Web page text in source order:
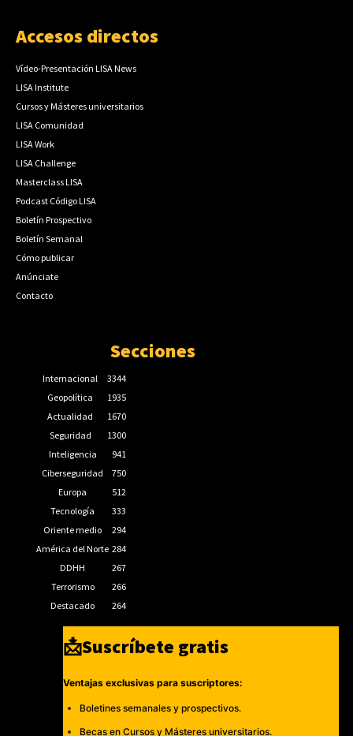
Accesos directos
Vídeo-Presentación LISA News
LISA Institute
Cursos y Másteres universitarios
LISA Comunidad
LISA Work
LISA Challenge
Masterclass LISA
Podcast Código LISA
Boletín Prospectivo
Boletín Semanal
Cómo publicar
Anúnciate
Contacto
Secciones
Internacional
3344
Geopolítica
1935
Actualidad
1670
Seguridad
1300
Inteligencia
941
Ciberseguridad
750
Europa
512
Tecnología
333
Oriente medio
294
América del Norte 284
DDHH
267
Terrorismo
266
Destacado
264
📩Suscríbete gratis
Ventajas exclusivas para suscriptores:
Boletines semanales y prospectivos.
Becas en Cursos y Másteres universitarios.